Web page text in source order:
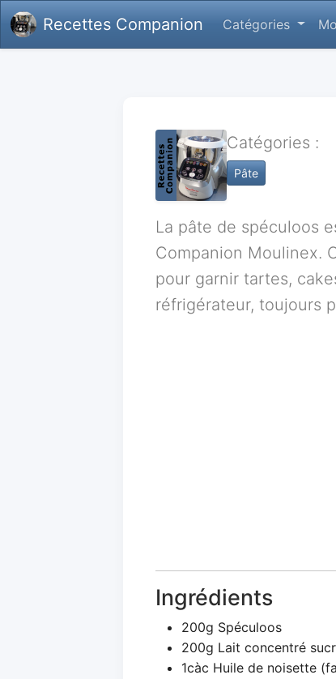
Recettes Companion Catégories
Catégories :
Pâte
La pâte de spéculoos
Companion Moulinex.
pour garnir tartes,
réfrigérateur, toujours
Ingrédients
200g Spéculoos
200g Lait concentré
1càc Huile de noisette